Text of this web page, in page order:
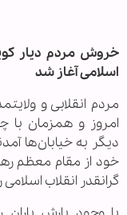
اسلامی آغاز شد
مردم انقلابی و
امروز و همزمان با
دیگر به خیابان‌ها
خود از مقام معظم
گرانقدر انقلاب اسلامی